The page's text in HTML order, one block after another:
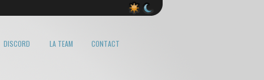
DISCORD LA TEAM CONTACT